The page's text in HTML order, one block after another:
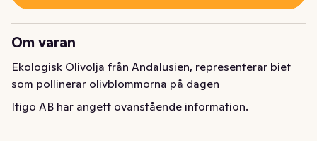
Om varan
Ekologisk Olivolja från Andalusien, representerar biet
som pollinerar olivblommorna på dagen
Itigo AB har angett ovanstående information.